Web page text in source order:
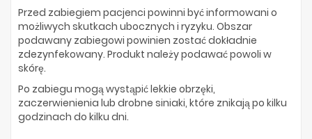
Przed zabiegiem pacjenci powinni być informowani o
możliwych skutkach ubocznych i ryzyku. Obszar
podawany zabiegowi powinien zostać dokładnie
zdezynfekowany. Produkt należy podawać powoli w
skórę.
Po zabiegu mogą wystąpić lekkie obrzęki,
zaczerwienienia lub drobne siniaki, które znikają po kilku
godzinach do kilku dni.